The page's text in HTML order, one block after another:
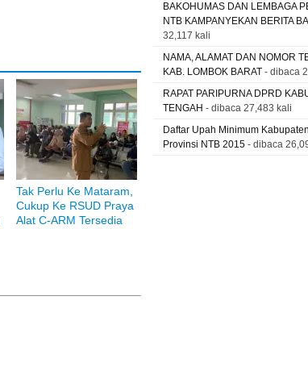
Tak Perlu Ke Mataram,
Cukup Ke RSUD Praya
Alat C-ARM Tersedia
BAKOHUMAS DAN LEMBAGA
NTB KAMPANYEKAN BERITA
32,117 kali
NAMA, ALAMAT DAN NOMOR
KAB. LOMBOK BARAT - dibaca
RAPAT PARIPURNA DPRD
TENGAH - dibaca 27,483 kali
Daftar Upah Minimum
Provinsi NTB 2015 - dibaca